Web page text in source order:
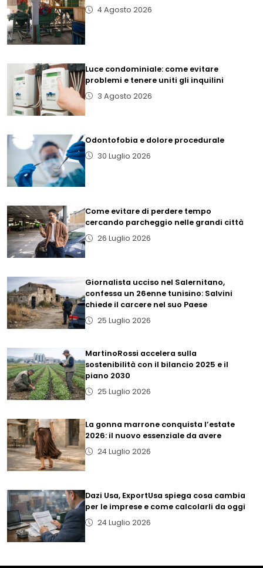
4 Agosto 2026
Luce condominiale: come evitare
problemi e tenere uniti gli inquilini
3 Agosto 2026
Odontofobia e dolore procedurale
30 Luglio 2026
Come evitare di perdere tempo
cercando parcheggio nelle grandi città
26 Luglio 2026
Giornalista ucciso nel Salernitano,
confessa un 26enne tunisino: Salvini
chiede il carcere nel suo Paese
25 Luglio 2026
MartinoRossi accelera sulla
sostenibilità con il bilancio 2025 e il
piano 2030
25 Luglio 2026
La gonna marrone conquista l’estate
2026: il nuovo essenziale da avere
24 Luglio 2026
Dazi Usa, ExportUsa spiega cosa cambia
per le imprese e come calcolarli da oggi
24 Luglio 2026